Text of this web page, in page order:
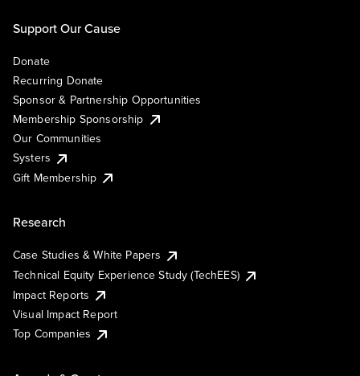
Support Our Cause
Donate
Recurring Donate
Sponsor & Partnership Opportunities
Membership Sponsorship
Our Communities
Systers
Gift Membership
Research
Case Studies & White Papers
Technical Equity Experience Study (TechEES)
Impact Reports
Visual Impact Report
Top Companies